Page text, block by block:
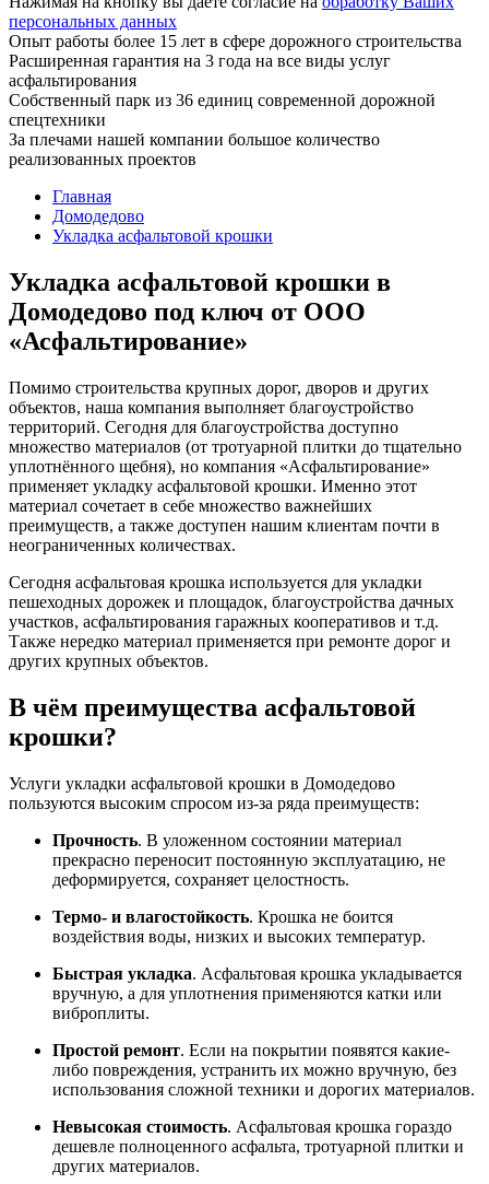
персональных данных
Опыт работы более 15 лет в сфере дорожного строительства
Расширенная гарантия на 3 года на все виды услуг
асфальтирования
Собственный парк из 36 единиц современной дорожной
спецтехники
За плечами нашей компании большое количество
реализованных проектов
Главная
Домодедово
Укладка асфальтовой крошки
Укладка асфальтовой крошки в
Домодедово под ключ от ООО
«Асфальтирование»
Помимо строительства крупных дорог, дворов и других
объектов, наша компания выполняет благоустройство
территорий. Сегодня для благоустройства доступно
множество материалов (от тротуарной плитки до тщательно
уплотнённого щебня), но компания «Асфальтирование»
применяет укладку асфальтовой крошки. Именно этот
материал сочетает в себе множество важнейших
преимуществ, а также доступен нашим клиентам почти в
неограниченных количествах.
Сегодня асфальтовая крошка используется для укладки
пешеходных дорожек и площадок, благоустройства дачных
участков, асфальтирования гаражных кооперативов и т.д.
Также нередко материал применяется при ремонте дорог и
других крупных объектов.
В чём преимущества асфальтовой
крошки?
Услуги укладки асфальтовой крошки в Домодедово
пользуются высоким спросом из-за ряда преимуществ:
Прочность. В уложенном состоянии материал
прекрасно переносит постоянную эксплуатацию, не
деформируется, сохраняет целостность.
Термо- и влагостойкость. Крошка не боится
воздействия воды, низких и высоких температур.
Быстрая укладка. Асфальтовая крошка укладывается
вручную, а для уплотнения применяются катки или
виброплиты.
Простой ремонт. Если на покрытии появятся какие-
либо повреждения, устранить их можно вручную, без
использования сложной техники и дорогих материалов.
Невысокая стоимость. Асфальтовая крошка гораздо
дешевле полноценного асфальта, тротуарной плитки и
других материалов.